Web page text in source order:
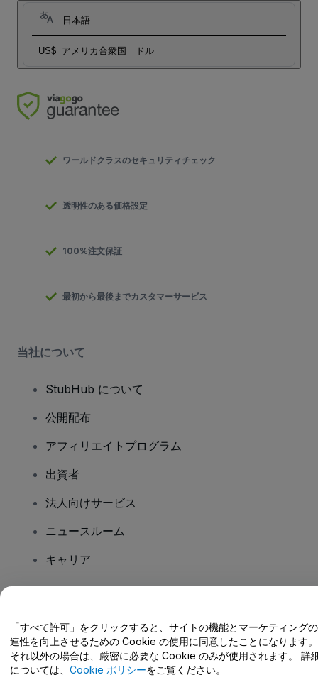
日本語
US$ アメリカ合衆国 ドル
ワールドクラスのセキュリティチェック
透明性のある価格設定
100%注文保証
最初から最後までカスタマーサービス
当社について
StubHub について
公開配布
アフィリエイトプログラム
出資者
法人向けサービス
ニュースルーム
キャリア
ヘルプセンター / こちらまでご連絡下さい
「すべて許可」をクリックすると、サイトの機能とマーケティング
連性を向上させるための Cookie の使用に同意したことになります。
それ以外の場合は、厳密に必要な Cookie のみが使用されます。 詳
については、 Cookie ポリシーをご覧ください。